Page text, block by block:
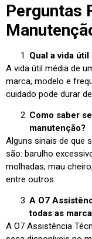
Perguntas
Qual a vida
A vida útil média de
marca, modelo e
cuidado pode durar
Como saber
manutenção?
Alguns sinais de que
são: barulho
molhadas, mau
entre outros.
A O7
todas as
A O7 Assistência